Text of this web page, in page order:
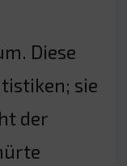
Diese
sie
der